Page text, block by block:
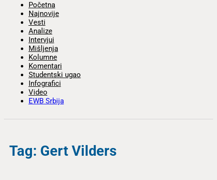
Početna
Najnovije
Vesti
Analize
Intervjui
Mišljenja
Kolumne
Komentari
Studentski ugao
Infografici
Video
EWB Srbija
Tag: Gert Vilders